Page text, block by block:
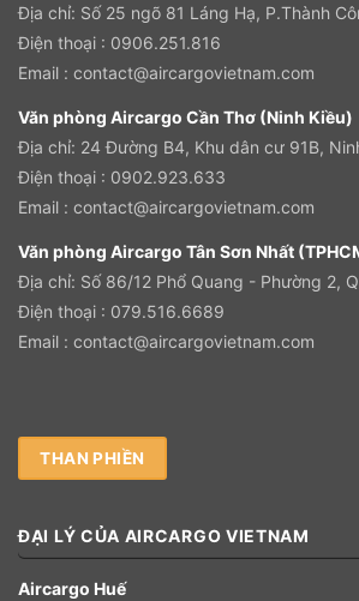
Địa chỉ: Số 25 ngõ 81 Láng Hạ, P.Thành
Điện thoại : 0906.251.816
Email : contact@aircargovietnam.com
Văn phòng Aircargo Cần Thơ (Ninh Kiều)
Địa chỉ: 24 Đường B4, Khu dân cư 91B,
Điện thoại : 0902.923.633
Email : contact@aircargovietnam.com
Văn phòng Aircargo Tân Sơn Nhất
Địa chỉ: Số 86/12 Phổ Quang - Phường 2,
Điện thoại : 079.516.6689
Email : contact@aircargovietnam.com
THAN PHIỀN
ĐẠI LÝ CỦA AIRCARGO VIETNAM
Aircargo Huế